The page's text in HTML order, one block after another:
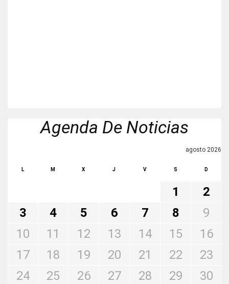
Agenda De Noticias
agosto 2026
L M X J V S D
1
2
3
4 5 6 7 8
9
10
11 12 13 14 15
16
17
18 19 20 21 22
23
24
25 26 27 28 29
30